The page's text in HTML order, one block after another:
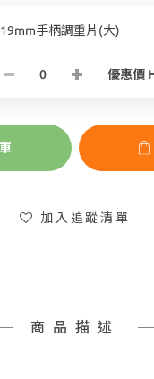
19mm手柄調重片(大)
優惠價
加入追蹤清單
商品描述